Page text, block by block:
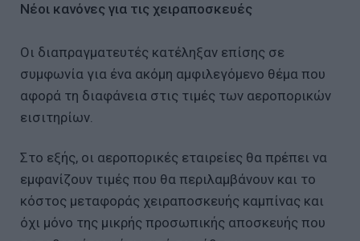
Νέοι κανόνες για τις χειραποσκευές
Οι διαπραγματευτές κατέληξαν επίσης σε
συμφωνία για ένα ακόμη αμφιλεγόμενο θέμα που
αφορά τη διαφάνεια στις τιμές των αεροπορικών
εισιτηρίων.
Στο εξής, οι αεροπορικές εταιρείες θα πρέπει να
εμφανίζουν τιμές που θα περιλαμβάνουν και το
κόστος μεταφοράς χειραποσκευής καμπίνας και
όχι μόνο της μικρής προσωπικής αποσκευής που